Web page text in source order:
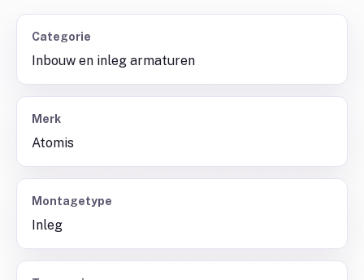
Categorie
Inbouw en inleg armaturen
Merk
Atomis
Montagetype
Inleg